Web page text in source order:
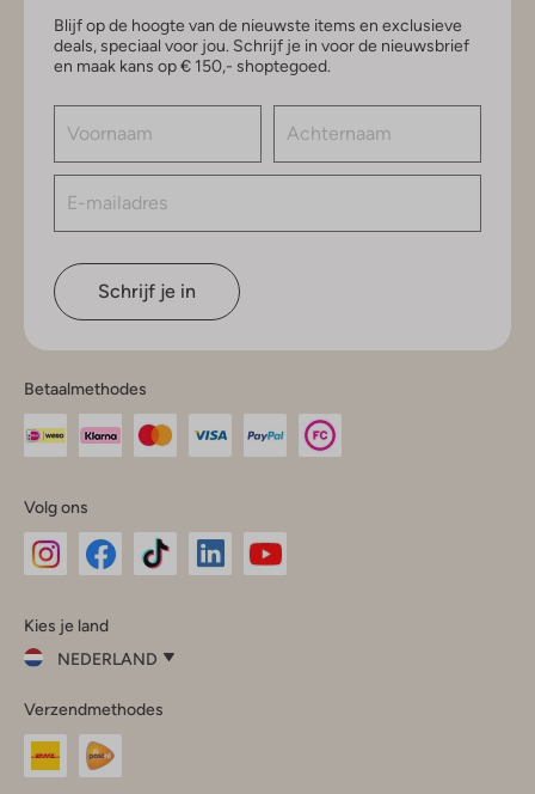
Blijf op de hoogte van de nieuwste items en exclusieve
deals, speciaal voor jou. Schrijf je in voor de nieuwsbrief
en maak kans op € 150,- shoptegoed.
Schrijf je in
Betaalmethodes
Volg ons
InstagramFacebook
Kies je land
NEDERLAND
je
land
Nederland
Verzendmethodes